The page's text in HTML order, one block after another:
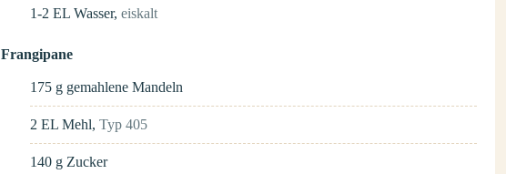
1-2 EL Wasser,eiskalt
Frangipane
175 g gemahlene Mandeln
2 EL Mehl,Typ 405
140 g Zucker